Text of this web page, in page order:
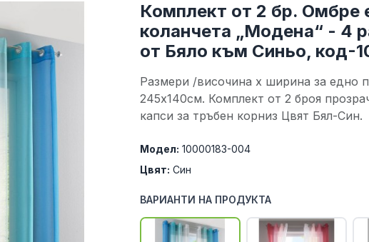
Комплект от 2 бр. Омбре
коланчета „Модена“ - 4
от Бяло към Синьо, код-
Размери /височина х ширина за едно
245х140см. Комплект от 2 броя
капси за тръбен корниз Цвят Бял-Син.
Модел: 10000183-004
Цвят: Син
ВАРИАНТИ НА ПРОДУКТА